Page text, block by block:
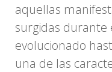
aquellas
surgidas durante
evolucionado
una de las